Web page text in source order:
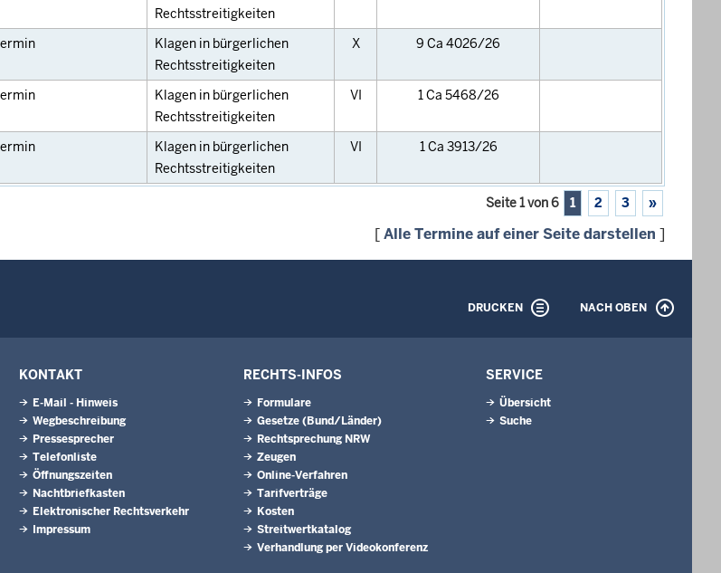
Rechtsstreitigkeiten
Klagen in bürgerlichen
Rechtsstreitigkeiten
X 9 Ca 4026/26
Klagen in bürgerlichen
Rechtsstreitigkeiten
VI 1 Ca 5468/26
Klagen in bürgerlichen
Rechtsstreitigkeiten
VI 1 Ca 3913/26
Seite 1 von 6 1 2 3 »
[Alle Termine auf einer Seite darstellen ]
DRUCKEN NACH OBEN
KONTAKT
E-Mail - Hinweis
Wegbeschreibung
Pressesprecher
Telefonliste
Öffnungszeiten
Nachtbriefkasten
Elektronischer Rechtsverkehr
Impressum
RECHTS-INFOS
Formulare
Gesetze (Bund/Länder)
Rechtsprechung NRW
Zeugen
Online-Verfahren
Tarifverträge
Kosten
Streitwertkatalog
Verhandlung per Videokonferenz
SERVICE
Übersicht
Suche